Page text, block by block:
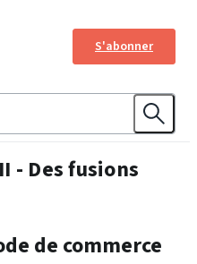
S'abonner
- Des fusions
de commerce